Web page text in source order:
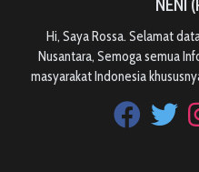
Hi, Saya Rossa. Selamat
Nusantara, Semoga semua
masyarakat Indonesia